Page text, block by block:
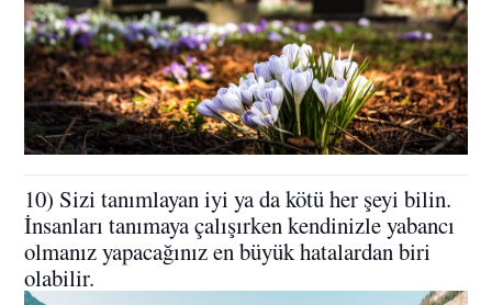
10) Sizi tanımlayan iyi ya da kötü her şeyi bilin.
İnsanları tanımaya çalışırken kendinizle yabancı
olmanız yapacağınız en büyük hatalardan biri
olabilir.